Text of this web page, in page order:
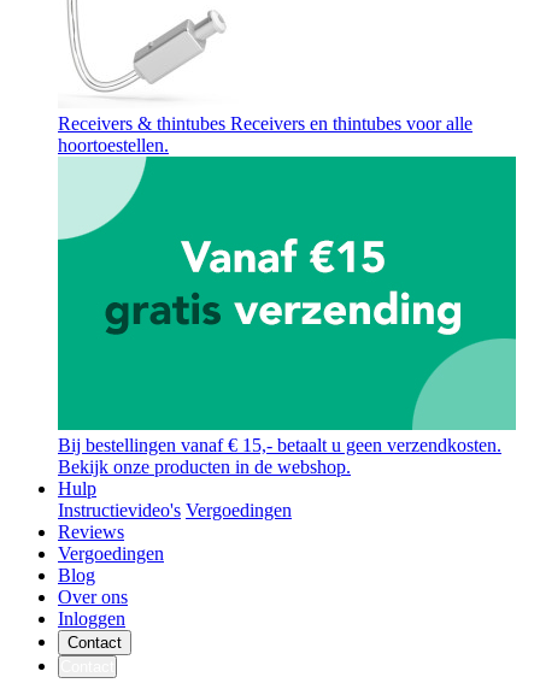
Receivers & thintubes Receivers en thintubes voor alle
hoortoestellen.
Bij bestellingen vanaf € 15,- betaalt u geen verzendkosten.
Bekijk onze producten in de webshop.
Hulp
Instructievideo's Vergoedingen
Reviews
Vergoedingen
Blog
Over ons
Inloggen
Contact